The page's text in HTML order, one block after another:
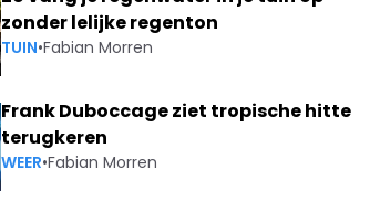
zonder lelijke regenton
TUIN•Fabian Morren
Frank Duboccage ziet tropische hitte
terugkeren
WEER•Fabian Morren